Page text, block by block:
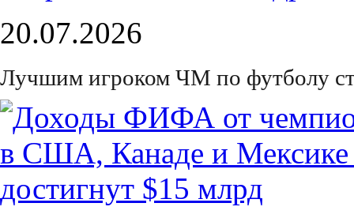
20.07.2026
Лучшим игроком ЧМ по футболу